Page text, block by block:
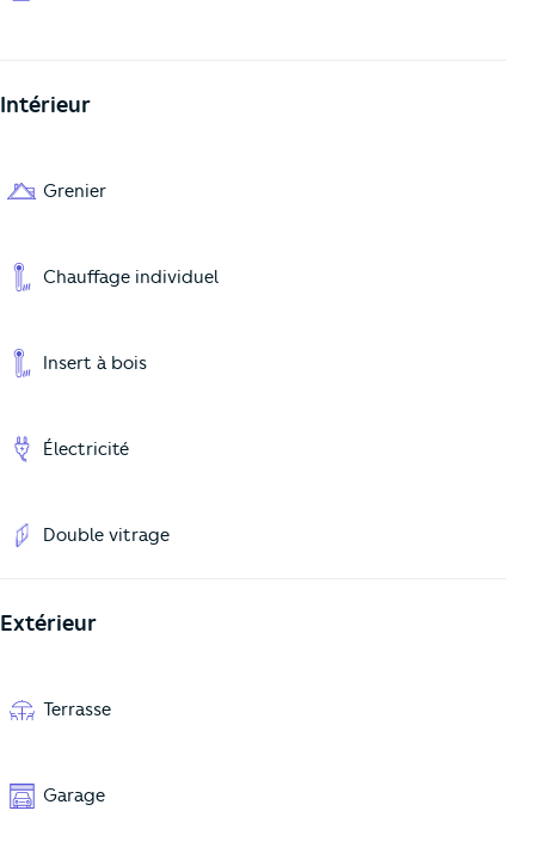
Intérieur
Grenier
Chauffage individuel
Insert à bois
Électricité
Double vitrage
Extérieur
Terrasse
Garage